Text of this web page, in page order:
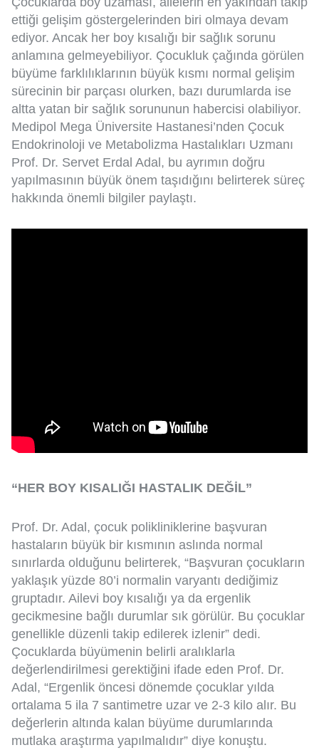
ettiği gelişim göstergelerinden biri olmaya devam
ediyor. Ancak her boy kısalığı bir sağlık sorunu
anlamına gelmeyebiliyor. Çocukluk çağında görülen
büyüme farklılıklarının büyük kısmı normal gelişim
sürecinin bir parçası olurken, bazı durumlarda ise
altta yatan bir sağlık sorununun habercisi olabiliyor.
Medipol Mega Üniversite Hastanesi’nden Çocuk
Endokrinoloji ve Metabolizma Hastalıkları Uzmanı
Prof. Dr. Servet Erdal Adal, bu ayrımın doğru
yapılmasının büyük önem taşıdığını belirterek süreç
hakkında önemli bilgiler paylaştı.
“HER BOY KISALIĞI HASTALIK DEĞİL”
Prof. Dr. Adal, çocuk polikliniklerine başvuran
hastaların büyük bir kısmının aslında normal
sınırlarda olduğunu belirterek, “Başvuran çocukların
yaklaşık yüzde 80’i normalin varyantı dediğimiz
gruptadır. Ailevi boy kısalığı ya da ergenlik
gecikmesine bağlı durumlar sık görülür. Bu çocuklar
genellikle düzenli takip edilerek izlenir” dedi.
Çocuklarda büyümenin belirli aralıklarla
değerlendirilmesi gerektiğini ifade eden Prof. Dr.
Adal, “Ergenlik öncesi dönemde çocuklar yılda
ortalama 5 ila 7 santimetre uzar ve 2-3 kilo alır. Bu
değerlerin altında kalan büyüme durumlarında
mutlaka araştırma yapılmalıdır” diye konuştu.